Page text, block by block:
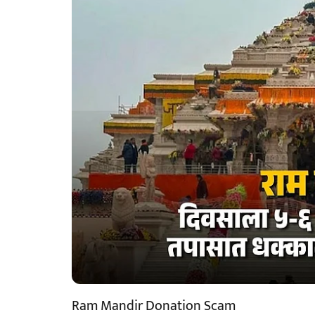
Ram Mandir Donation Scam